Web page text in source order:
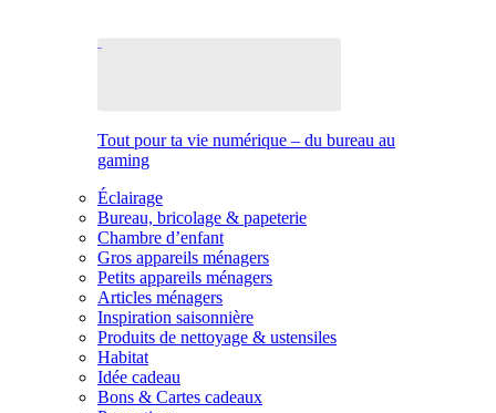
Tout pour ta vie numérique – du bureau au
gaming
Éclairage
Bureau, bricolage & papeterie
Chambre d’enfant
Gros appareils ménagers
Petits appareils ménagers
Articles ménagers
Inspiration saisonnière
Produits de nettoyage & ustensiles
Habitat
Idée cadeau
Bons & Cartes cadeaux